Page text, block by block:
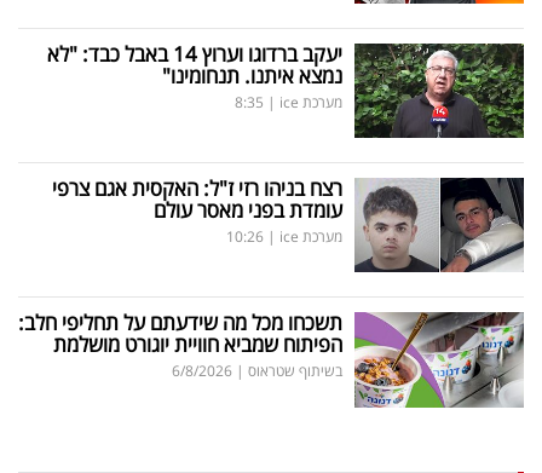
יעקב ברדוגו וערוץ 14 באבל כבד: "לא
נמצא איתנו. תנחומינו"
מערכת ice |
8:35
רצח בניהו רזי ז"ל: האקסית אגם צרפי
עומדת בפני מאסר עולם
מערכת ice |
10:26
תשכחו מכל מה שידעתם על תחליפי חלב:
הפיתוח שמביא חוויית יוגורט מושלמת
בשיתוף שטראוס |
6/8/2026